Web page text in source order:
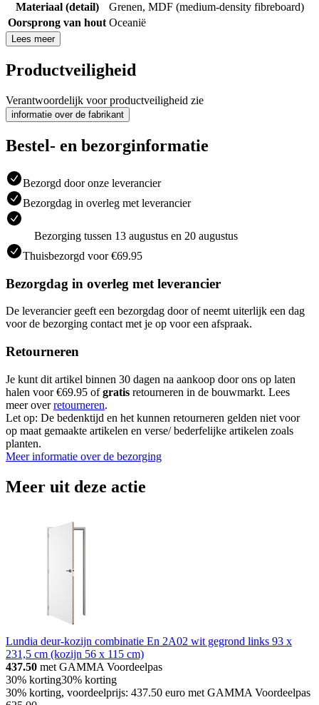
Materiaal (detail)
Grenen, MDF (medium-density fibreboard)
Oorsprong van hout Oceanië
Lees meer
Productveiligheid
Verantwoordelijk voor productveiligheid zie
informatie over de fabrikant
Bestel- en bezorginformatie
Bezorgd door onze leverancier
Bezorgdag in overleg met leverancier
Bezorging tussen 13 augustus en 20 augustus
Thuisbezorgd voor €69.95
Bezorgdag in overleg met leverancier
De leverancier geeft een bezorgdag door of neemt uiterlijk een dag
voor de bezorging contact met je op voor een afspraak.
Retourneren
Je kunt dit artikel binnen 30 dagen na aankoop door ons op laten
halen voor €69.95 ofgratis retourneren in de bouwmarkt. Lees
meer overretourneren.
Let op: De bedenktijd en het kunnen retourneren gelden niet voor
op maat gemaakte artikelen en verse/ bederfelijke artikelen zoals
planten.
Meer informatie over de bezorging
Meer uit deze actie
Lundia deur-kozijn combinatie En 2A02 wit gegrond links 93 x
231,5 cm (kozijn 56 x 115 cm)
437.50 met GAMMA Voordeelpas
30% korting30% korting
30% korting, voordeelprijs: 437.50 euro met GAMMA Voordeelpas